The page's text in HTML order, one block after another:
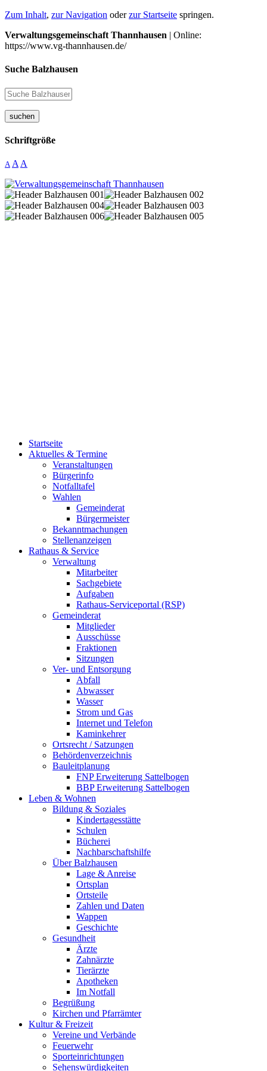
Zum Inhalt, zur Navigation oderzur Startseite springen.
Verwaltungsgemeinschaft Thannhausen | Online:
https://www.vg-thannhausen.de/
Suche Balzhausen
suchen
Schriftgröße
A A A
Startseite
Aktuelles & Termine
Veranstaltungen
Bürgerinfo
Notfalltafel
Wahlen
Gemeinderat
Bürgermeister
Bekanntmachungen
Stellenanzeigen
Rathaus & Service
Verwaltung
Mitarbeiter
Sachgebiete
Aufgaben
Rathaus-Serviceportal (RSP)
Gemeinderat
Mitglieder
Ausschüsse
Fraktionen
Sitzungen
Ver- und Entsorgung
Abfall
Abwasser
Wasser
Strom und Gas
Internet und Telefon
Kaminkehrer
Ortsrecht / Satzungen
Behördenverzeichnis
Bauleitplanung
FNP Erweiterung Sattelbogen
BBP Erweiterung Sattelbogen
Leben & Wohnen
Bildung & Soziales
Kindertagesstätte
Schulen
Bücherei
Nachbarschaftshilfe
Über Balzhausen
Lage & Anreise
Ortsplan
Ortsteile
Zahlen und Daten
Wappen
Geschichte
Gesundheit
Ärzte
Zahnärzte
Tierärzte
Apotheken
Im Notfall
Begrüßung
Kirchen und Pfarrämter
Kultur & Freizeit
Vereine und Verbände
Feuerwehr
Sporteinrichtungen
Sehenswürdigkeiten